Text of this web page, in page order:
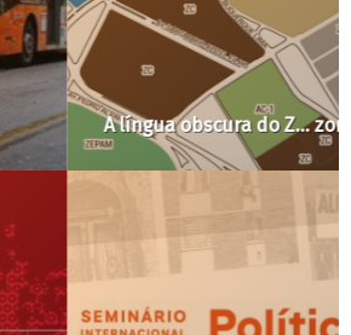
do Z… zoneamento de São Paulo